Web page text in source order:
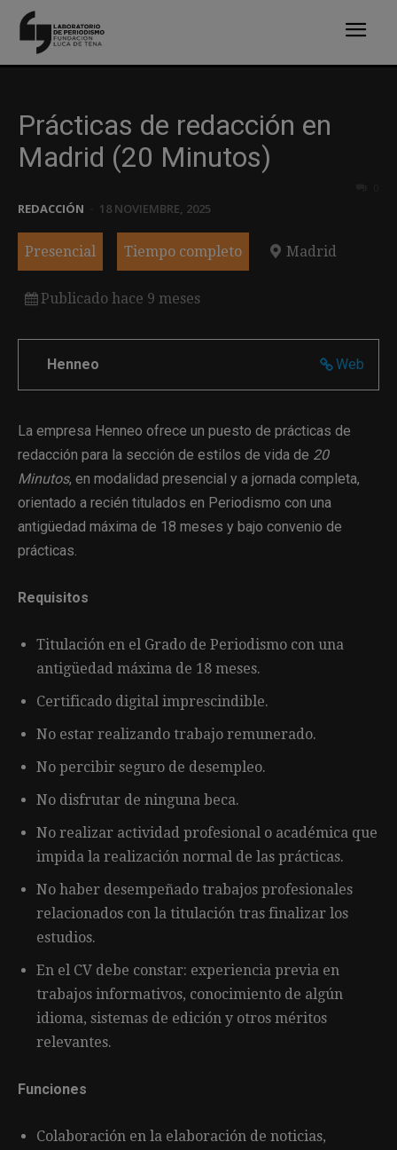
Prácticas de redacción en
Madrid (20 Minutos)
REDACCIÓN 18 NOVIEMBRE, 2025
Presencial Tiempo completo Madrid
Publicado hace 9 meses
Web
Henneo
La empresa Henneo ofrece un puesto de prácticas de
redacción para la sección de estilos de vida de 20
Minutos, en modalidad presencial y a jornada completa,
orientado a recién titulados en Periodismo con una
antigüedad máxima de 18 meses y bajo convenio de
prácticas.
Requisitos
Titulación en el Grado de Periodismo con una
antigüedad máxima de 18 meses.
Certificado digital imprescindible.
No estar realizando trabajo remunerado.
No percibir seguro de desempleo.
No disfrutar de ninguna beca.
No realizar actividad profesional o académica que
impida la realización normal de las prácticas.
No haber desempeñado trabajos profesionales
relacionados con la titulación tras finalizar los
estudios.
En el CV debe constar: experiencia previa en
trabajos informativos, conocimiento de algún
idioma, sistemas de edición y otros méritos
relevantes.
Funciones
Colaboración en la elaboración de noticias,